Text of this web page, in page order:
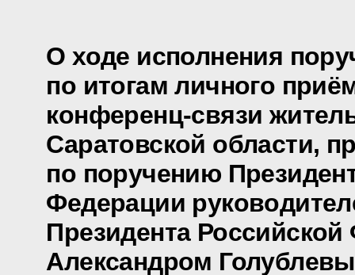
О ходе исполнения
по итогам личного
конференц-связи
Саратовской области,
по поручению
Федерации
Президента
Александром